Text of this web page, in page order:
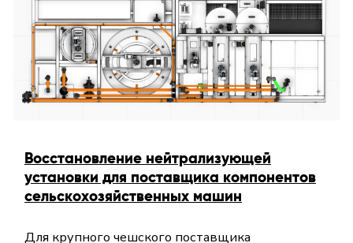
Восстановление нейтрализующей
установки для поставщика компонентов
сельскохозяйственных машин
Для крупного чешского поставщика